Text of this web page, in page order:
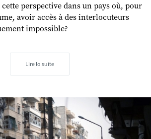
perspective dans un pays où, pour
avoir accès à des interlocuteurs
impossible?
Lire la suite